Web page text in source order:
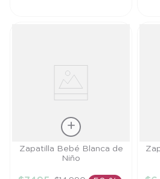
Talla
Zapatilla Bebé Blanca de
Niño